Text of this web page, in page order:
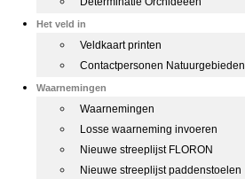
Het veld in
Veldkaart printen
Contactpersonen Natuurgebieden
Waarnemingen
Waarnemingen
Losse waarneming invoeren
Nieuwe streeplijst FLORON
Nieuwe streeplijst paddenstoelen